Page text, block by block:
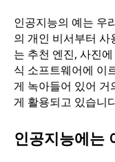
인공지능의 예는 우
의 개인 비서부터
는 추천 엔진, 사진
식 소프트웨어에 이
게 녹아들어 있어
게 활용되고 있습니
인공지능에는